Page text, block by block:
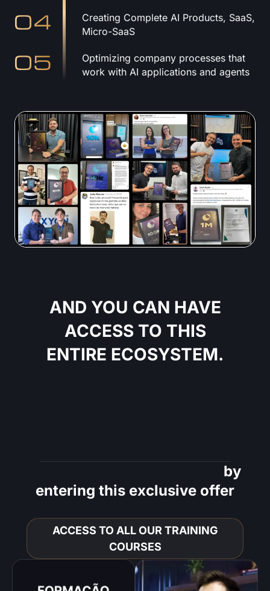
Creating Complete AI Products, SaaS,
Micro-SaaS
Optimizing company processes that
work with AI applications and agents
AND YOU CAN HAVE
ACCESS TO THIS
ENTIRE ECOSYSTEM.
by
entering this exclusive offer
ACCESS TO ALL OUR TRAINING
COURSES